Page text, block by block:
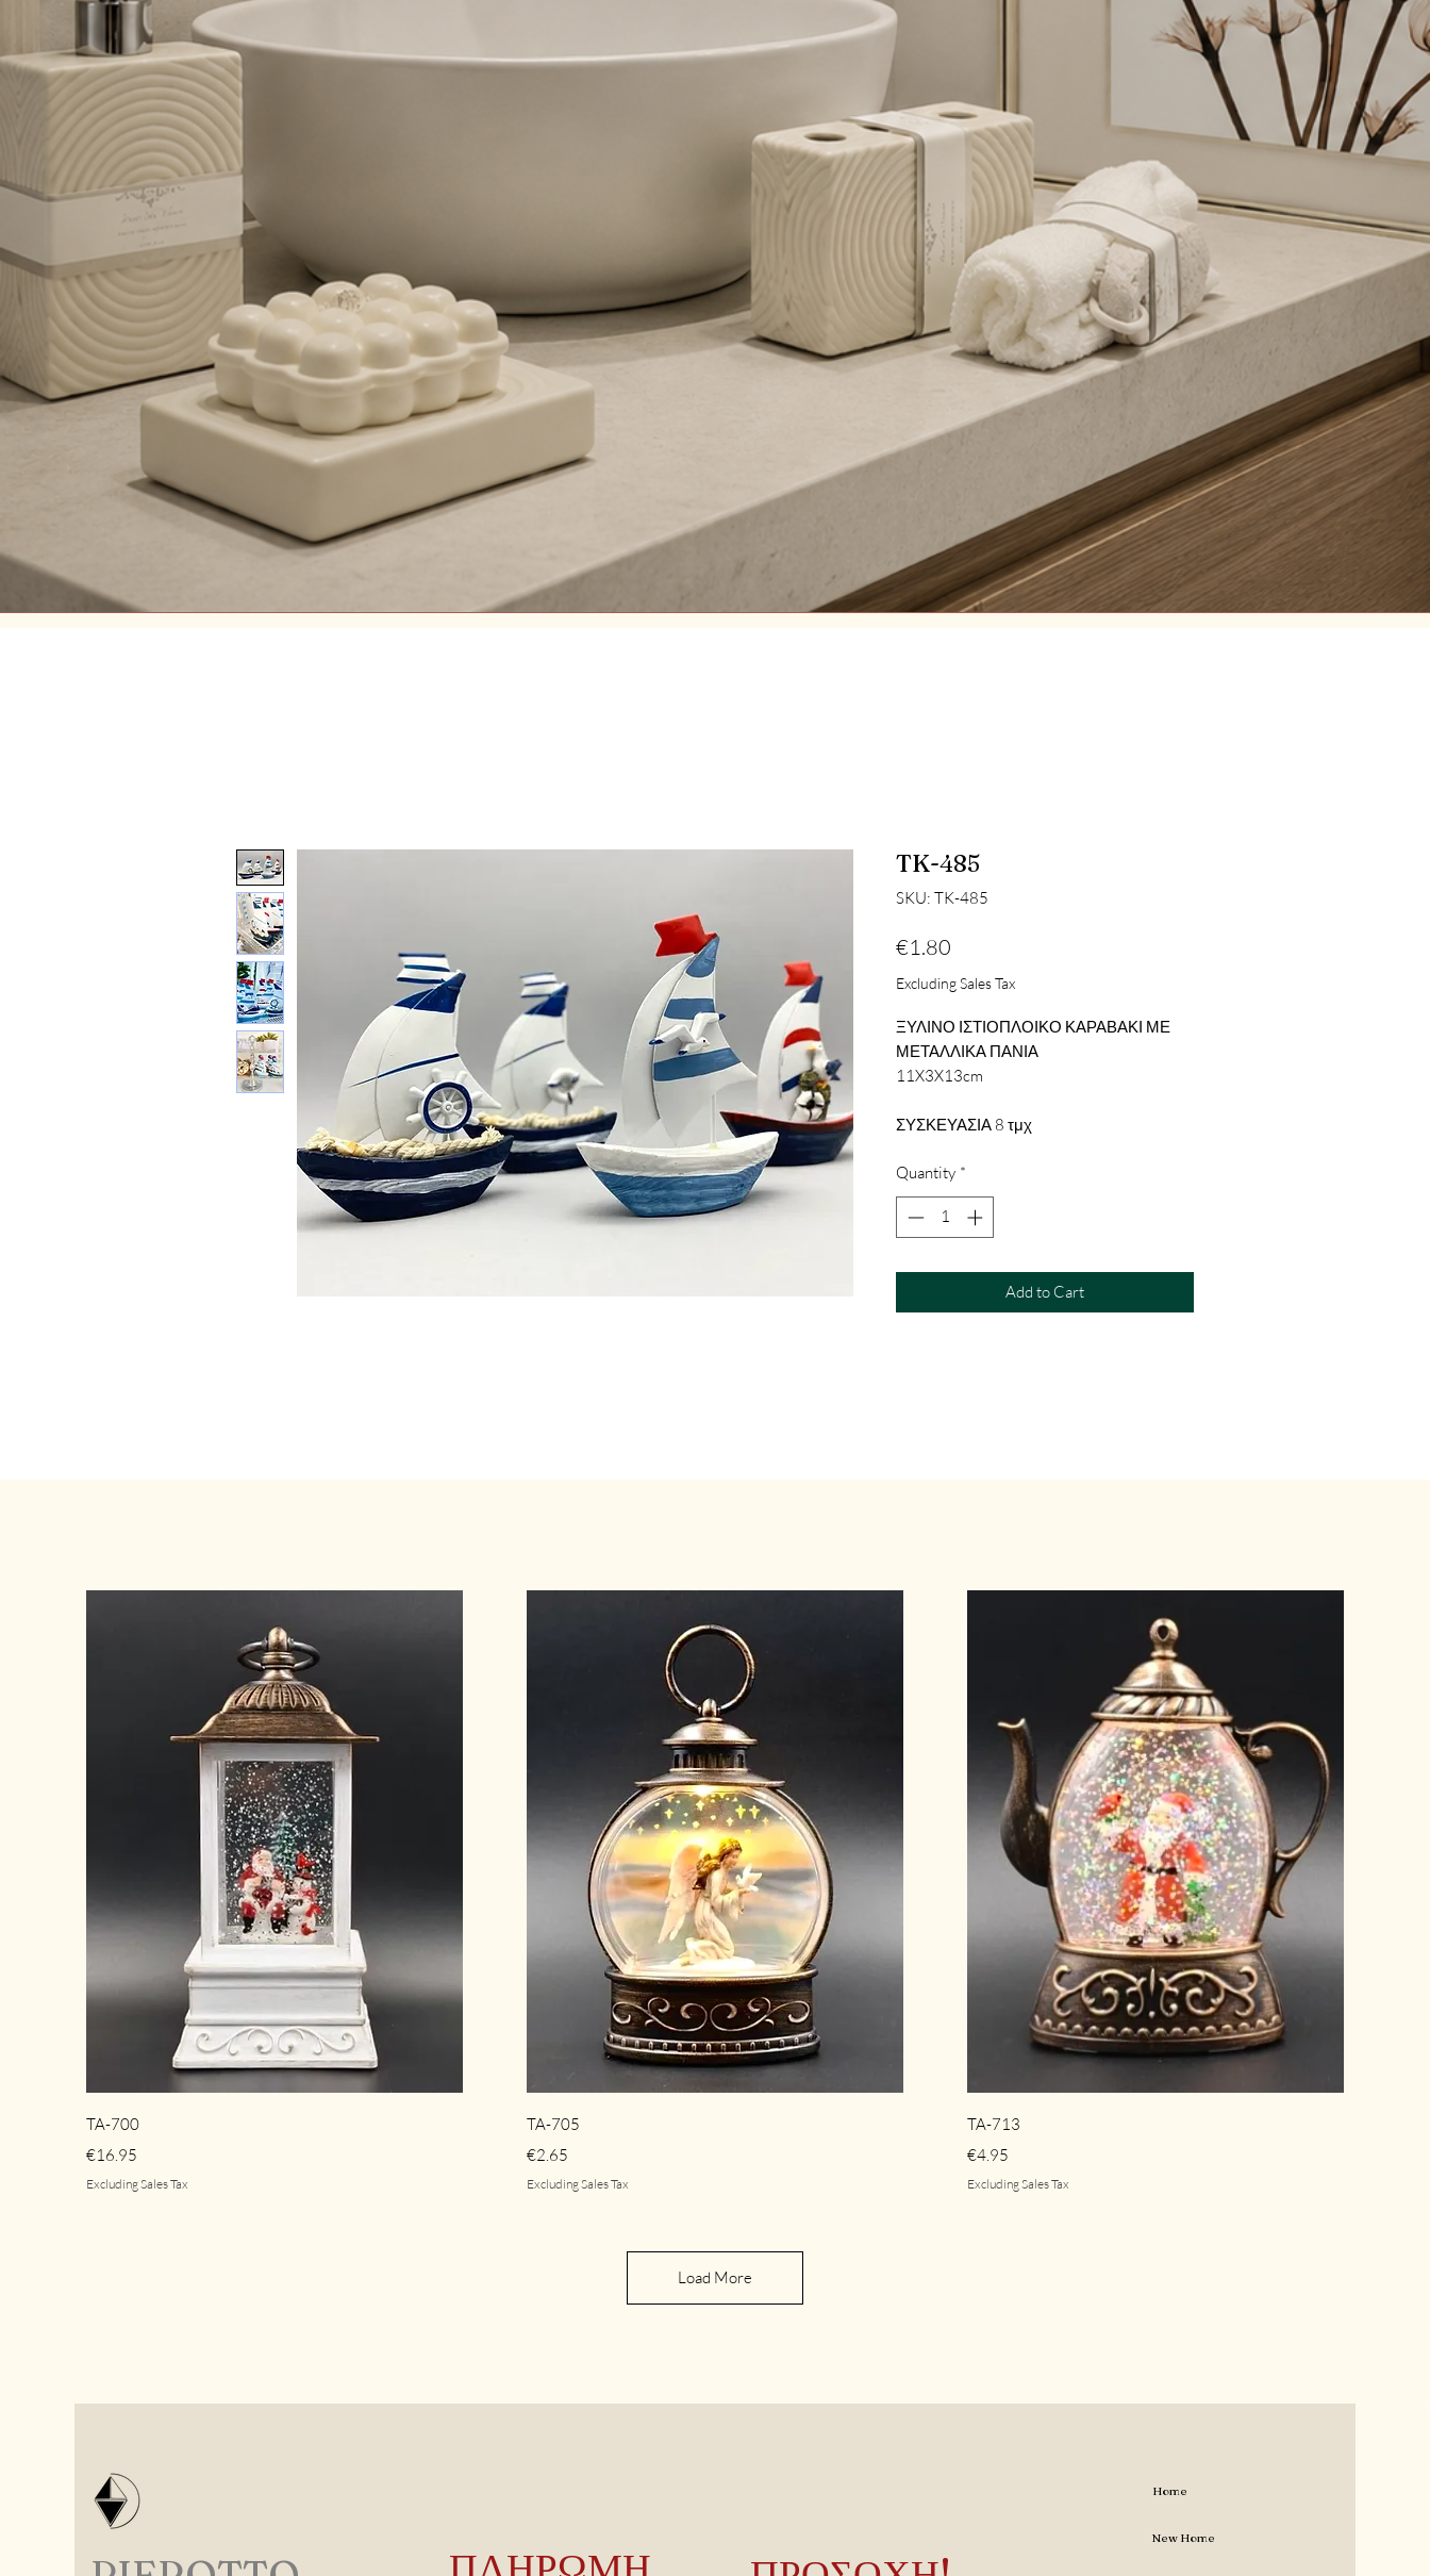
TK-485
SKU: TK-485
€1.80
Excluding Sales Tax
ΞΥΛΙΝΟ ΙΣΤΙΟΠΛΟΙΚΟ ΚΑΡΑΒΑΚΙ ΜΕ
ΜΕΤΑΛΛΙΚΑ ΠΑΝΙΑ
11X3X13cm
ΣΥΣΚΕΥΑΣΙΑ 8 τμχ
Quantity *
Add to Cart
TA-700
Price
€16.95
Excluding Sales Tax
TA-705
Price
€2.65
Excluding Sales Tax
TA-713
Price
€4.95
Excluding Sales Tax
Load More
Home
New Home